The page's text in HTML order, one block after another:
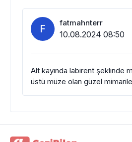
F fatmahnterr
10.08.2024 08:50
Alt kayında labirent şeklinde
üstü müze olan güzel